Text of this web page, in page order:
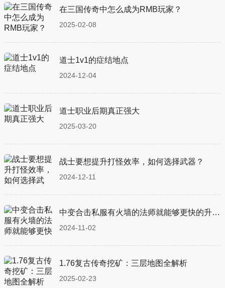
在三国传奇中怎么成为RMB玩家？
2025-02-08
道士1v1的症结地点
2024-12-04
道士职业后期真正强大
2025-03-20
战士要想提升打怪效率，如何选择武器？
2024-12-11
中变合击私服有火墙的法师就能够更快的升级吗
2024-11-02
1.76复古传奇挖矿：三层地图全解析
2025-02-23